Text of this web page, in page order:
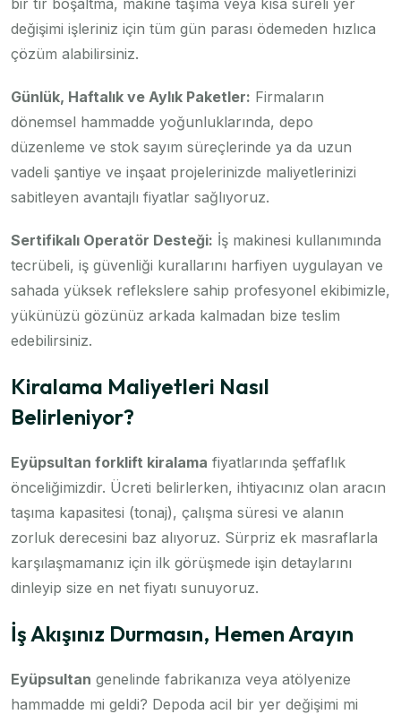
değişimi işleriniz için tüm gün parası ödemeden hızlıca
çözüm alabilirsiniz.
Günlük, Haftalık ve Aylık Paketler: Firmaların
dönemsel hammadde yoğunluklarında, depo
düzenleme ve stok sayım süreçlerinde ya da uzun
vadeli şantiye ve inşaat projelerinizde maliyetlerinizi
sabitleyen avantajlı fiyatlar sağlıyoruz.
Sertifikalı Operatör Desteği: İş makinesi kullanımında
tecrübeli, iş güvenliği kurallarını harfiyen uygulayan ve
sahada yüksek reflekslere sahip profesyonel ekibimizle,
yükünüzü gözünüz arkada kalmadan bize teslim
edebilirsiniz.
Kiralama Maliyetleri Nasıl
Belirleniyor?
Eyüpsultan forklift kiralama fiyatlarında şeffaflık
önceliğimizdir. Ücreti belirlerken, ihtiyacınız olan aracın
taşıma kapasitesi (tonaj), çalışma süresi ve alanın
zorluk derecesini baz alıyoruz. Sürpriz ek masraflarla
karşılaşmamanız için ilk görüşmede işin detaylarını
dinleyip size en net fiyatı sunuyoruz.
İş Akışınız Durmasın, Hemen Arayın
Eyüpsultan genelinde fabrikanıza veya atölyenize
hammadde mi geldi? Depoda acil bir yer değişimi mi